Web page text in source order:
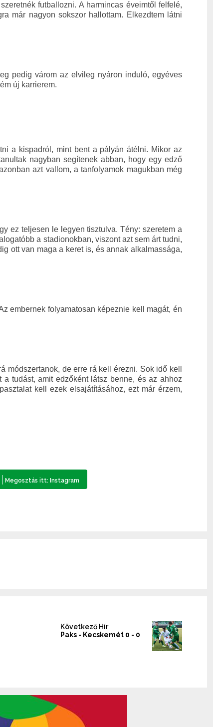
futballozni. A harmincas éveimtől felfelé,
már nagyon sokszor hallottam. Elkezdtem látni
pedig várom az elvileg nyáron induló, egyéves
új karrierem.
a kispadról, mint bent a pályán átélni. Mikor az
nagyban segítenek abban, hogy egy edző
azt vallom, a tanfolyamok magukban még
ez teljesen le legyen tisztulva. Tény: szeretem a
a stadionokban, viszont azt sem árt tudni,
ott van maga a keret is, és annak alkalmassága,
embernek folyamatosan képeznie kell magát, én
de erre rá kell érezni. Sok idő kell
tudást, amit edzőként látsz benne, és az ahhoz
kell ezek elsajátításához, ezt már érzem,
Következő Hír
Paks - Kecskemét 0 - 0